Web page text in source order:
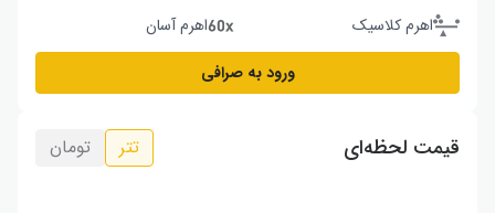
اهرم کلاسیک
اهرم آسان
ورود به صرافی
قیمت لحظه‌ای تتر تومان